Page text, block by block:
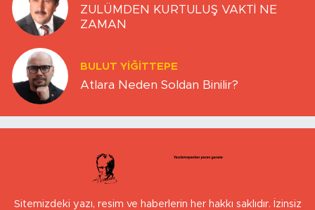
ZULÜMDEN KURTULUŞ VAKTİ NE
ZAMAN
BULUT YİĞİTTEPE
Atlara Neden Soldan Binilir?
Sitemizdeki yazı, resim ve haberlerin her hakkı saklıdır. İzinsiz